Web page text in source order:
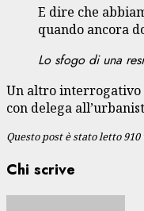
E dire che
quando ancora
Lo sfogo di una
Un altro interrogativo
con delega
Questo post è stato letto 910
Chi scrive